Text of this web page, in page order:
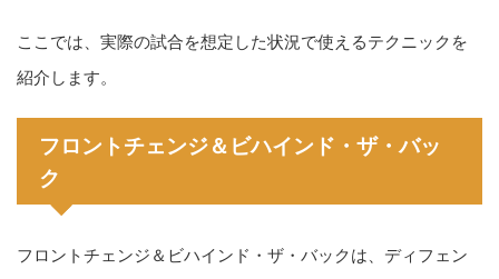
ここでは、実際の試合を想定した状況で使えるテクニックを
紹介します。
フロントチェンジ＆ビハインド・ザ・バッ
ク
フロントチェンジ＆ビハインド・ザ・バックは、ディフェン